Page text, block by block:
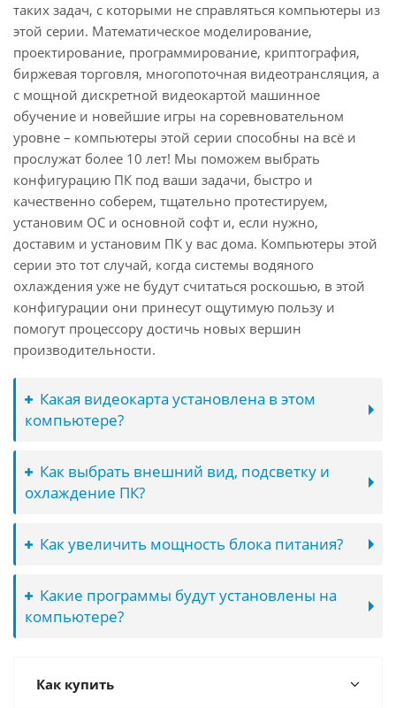
таких задач, с которыми не справляться компьютеры из
этой серии. Математическое моделирование,
проектирование, программирование, криптография,
биржевая торговля, многопоточная видеотрансляция, а
с мощной дискретной видеокартой машинное
обучение и новейшие игры на соревновательном
уровне – компьютеры этой серии способны на всё и
прослужат более 10 лет! Мы поможем выбрать
конфигурацию ПК под ваши задачи, быстро и
качественно соберем, тщательно протестируем,
установим ОС и основной софт и, если нужно,
доставим и установим ПК у вас дома. Компьютеры этой
серии это тот случай, когда системы водяного
охлаждения уже не будут считаться роскошью, в этой
конфигурации они принесут ощутимую пользу и
помогут процессору достичь новых вершин
производительности.
Какая видеокарта установлена в этом
компьютере?
Как выбрать внешний вид, подсветку и
охлаждение ПК?
Как увеличить мощность блока питания?
Какие программы будут установлены на
компьютере?
Как купить